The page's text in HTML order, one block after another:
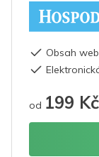
Obsah
od 199 Kč